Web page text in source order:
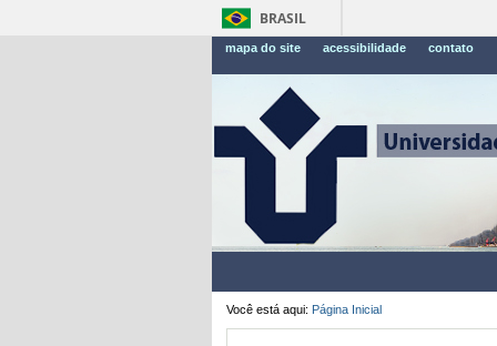
BRASIL
mapa do site acessibilidade contato
Você está aqui: Página Inicial